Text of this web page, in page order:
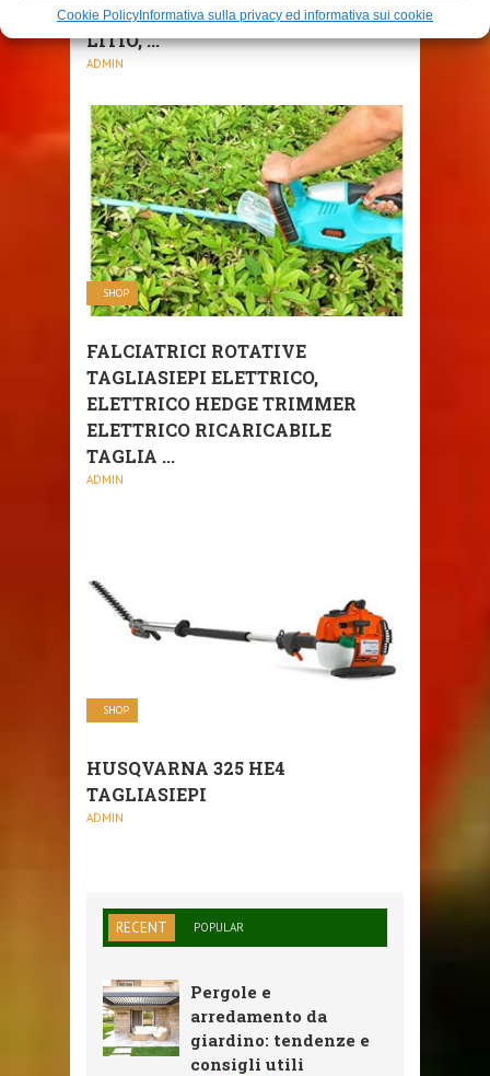
Cookie Policy Informativa sulla privacy ed informativa sui cookie
TAGLIASIEPI A BATTERIA AL
LITIO, ...
ADMIN
SHOP
FALCIATRICI ROTATIVE
TAGLIASIEPI ELETTRICO,
ELETTRICO HEDGE TRIMMER
ELETTRICO RICARICABILE
TAGLIA ...
ADMIN
SHOP
HUSQVARNA 325 HE4
TAGLIASIEPI
ADMIN
RECENT POPULAR
Pergole e
arredamento da
giardino: tendenze e
consigli utili